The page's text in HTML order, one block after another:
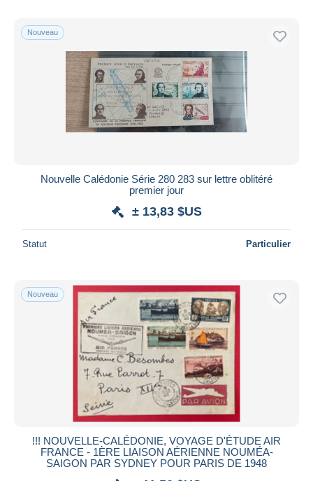
Livraison gratuite
Méthodes de paiement
PayPal
Virement bancaire
Visa
Mastercard
iDeal
Résidence du vendeur
Appliquer
Nouveau
Nouvelle Calédonie Série 280 283 sur lettre oblitéré
premier jour
± 13,83 $US
Statut Particulier
Nouveau
!!! NOUVELLE-CALÉDONIE, VOYAGE D'ÉTUDE AIR
FRANCE - 1ÈRE LIAISON AÉRIENNE NOUMÉA-
SAIGON PAR SYDNEY POUR PARIS DE 1948